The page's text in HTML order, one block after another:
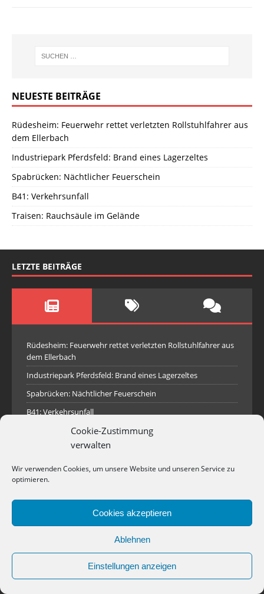
Cookie-Zustimmung
verwalten
Wir verwenden Cookies, um unsere Website und unseren Service zu
optimieren.
Cookies akzeptieren
Ablehnen
Einstellungen anzeigen
NEUESTE BEITRÄGE
Rüdesheim: Feuerwehr rettet verletzten Rollstuhlfahrer aus
dem Ellerbach
Industriepark Pferdsfeld: Brand eines Lagerzeltes
Spabrücken: Nächtlicher Feuerschein
B41: Verkehrsunfall
Traisen: Rauchsäule im Gelände
LETZTE BEITRÄGE
Rüdesheim: Feuerwehr rettet verletzten Rollstuhlfahrer aus
dem Ellerbach
Industriepark Pferdsfeld: Brand eines Lagerzeltes
Spabrücken: Nächtlicher Feuerschein
B41: Verkehrsunfall
Traisen: Rauchsäule im Gelände
Hilfeleistungseinsatz Rotenfels
Empfang des neuen Tanklöschfahrzeugs für die
Stützpunktfeuerwehr Waldböckelheim
Rüdesheim: Wasser in Stromkasten
Copyright © 2026 | WordPress Theme vonMH Themes